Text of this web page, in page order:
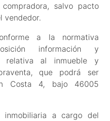
salvo pacto
vendedor.
a la normativa
información y
relativa al inmueble y
que podrá ser
Costa 4, bajo 46005
inmobiliaria a cargo del